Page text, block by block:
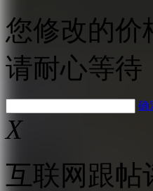
您修改的价
请耐心等待
确
X
互联网跟帖